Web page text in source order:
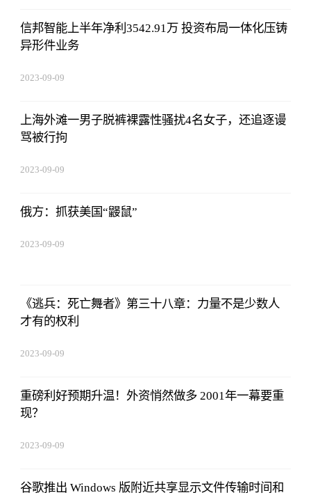
信邦智能上半年净利3542.91万 投资布局一体化压铸
异形件业务
2023-09-09
上海外滩一男子脱裤裸露性骚扰4名女子，还追逐谩
骂被行拘
2023-09-09
俄方：抓获美国“鼹鼠”
2023-09-09
《逃兵：死亡舞者》第三十八章：力量不是少数人
才有的权利
2023-09-09
重磅利好预期升温！外资悄然做多 2001年一幕要重
现？
2023-09-09
谷歌推出 Windows 版附近共享显示文件传输时间和